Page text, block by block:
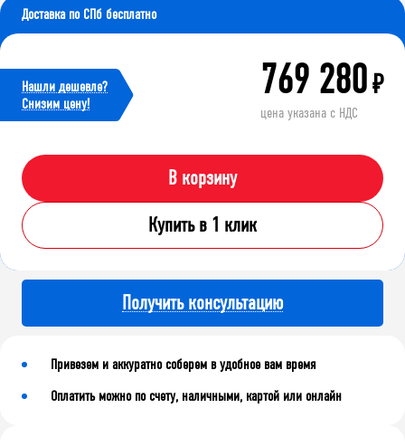
Доставка по СПб бесплатно
Нашли дешевле?
Cнизим цену!
769 280₽
цена указана с НДС
В корзину
Купить в 1 клик
Получить консультацию
Привезем и аккуратно соберем в удобное вам время
Оплатить можно по счету, наличными, картой или онлайн